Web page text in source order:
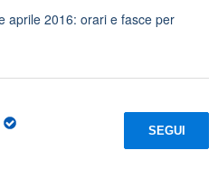
aprile 2016: orari e fasce per
SEGUI